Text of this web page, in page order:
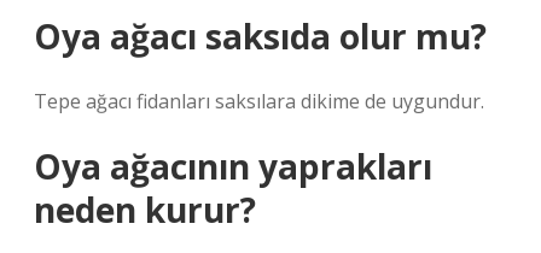
Oya ağacı saksıda olur mu?
Tepe ağacı fidanları saksılara dikime de uygundur.
Oya ağacının yaprakları
neden kurur?